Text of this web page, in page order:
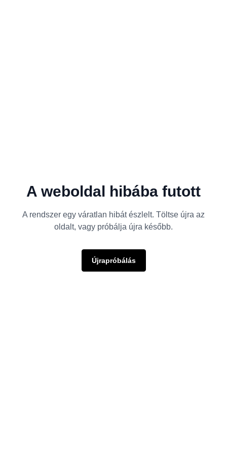
A weboldal hibába futott
A rendszer egy váratlan hibát észlelt. Töltse újra az
oldalt, vagy próbálja újra később.
Újrapróbálás